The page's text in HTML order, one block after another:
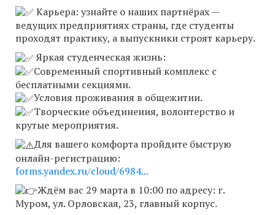
Карьера: узнайте о наших партнёрах —
ведущих предприятиях страны, где студенты
проходят практику, а выпускники строят карьеру.
Яркая студенческая жизнь:
Современный спортивный комплекс с
бесплатными секциями.
Условия проживания в общежитии.
Творческие объединения, волонтерство и
крутые мероприятия.
Для вашего комфорта пройдите быструю
онлайн-регистрацию:
forms.yandex.ru/cloud/6984...
Ждём вас 29 марта в 10:00 по адресу: г.
Муром, ул. Орловская, 23, главный корпус.